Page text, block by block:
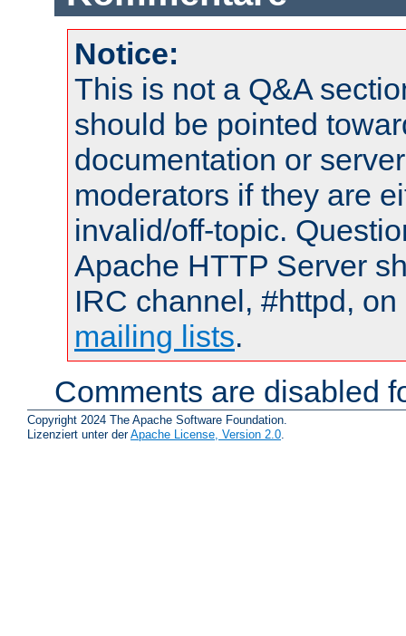
Notice:
This is not a Q&A
should be pointed
documentation or
moderators if they are
invalid/off-topic.
Apache HTTP Server
IRC channel, #httpd,
mailing lists.
Comments are disabled
Copyright 2024 The Apache Software Foundation.
Lizenziert unter derApache License, Version 2.0